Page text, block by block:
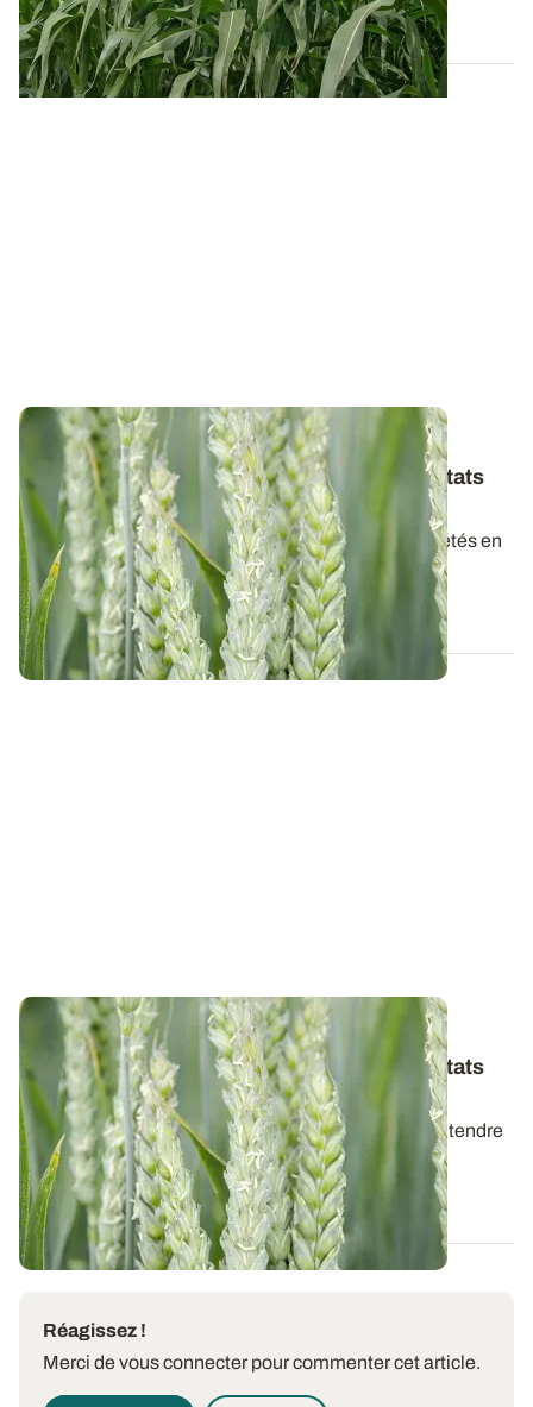
03 JANV. 2019
BRETAGNE
Variétés de blé tendre : les premiers résultats
2026
Retrouvez la synthèse provisoire des résultats variétés en
blé tendre pour la récolte 2026...
07 AOÛT 2026
ALSACE
Variétés de blé tendre : les premiers résultats
2026
Retrouvez la synthèse des résultats variétés en blé tendre
d’hiver pour la récolte 2026.
07 AOÛT 2026
Réagissez !
Merci de vous connecter pour commenter cet article.